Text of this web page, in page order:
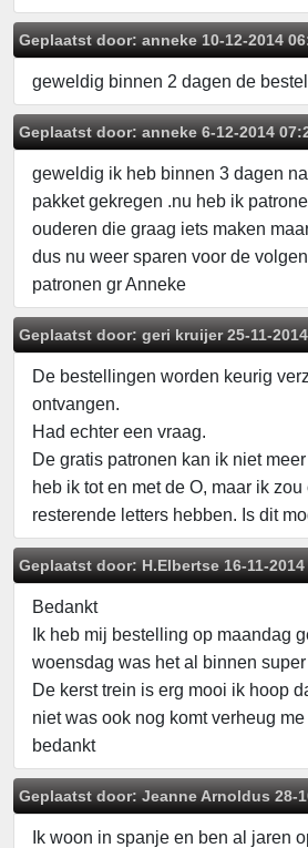
Geplaatst door:anneke 10-12-2014
geweldig binnen 2 dagen de
Geplaatst door:anneke 6-12-2014
geweldig ik heb binnen 3 dagen
pakket gekregen .nu heb ik
ouderen die graag iets maken
dus nu weer sparen voor de
patronen gr Anneke
Geplaatst door:geri kruijer 25-11-
De bestellingen worden keurig
ontvangen.
Had echter een vraag.
De gratis patronen kan ik niet
heb ik tot en met de O, maar ik
resterende letters hebben. Is dit
Geplaatst door:H.Elbertse 16-11-
Bedankt
Ik heb mij bestelling op maandag
woensdag was het al binnen
De kerst trein is erg mooi ik hoop
niet was ook nog komt verheug
bedankt
Geplaatst door:Jeanne Arnoldus 28-
Ik woon in spanje en ben al jaren